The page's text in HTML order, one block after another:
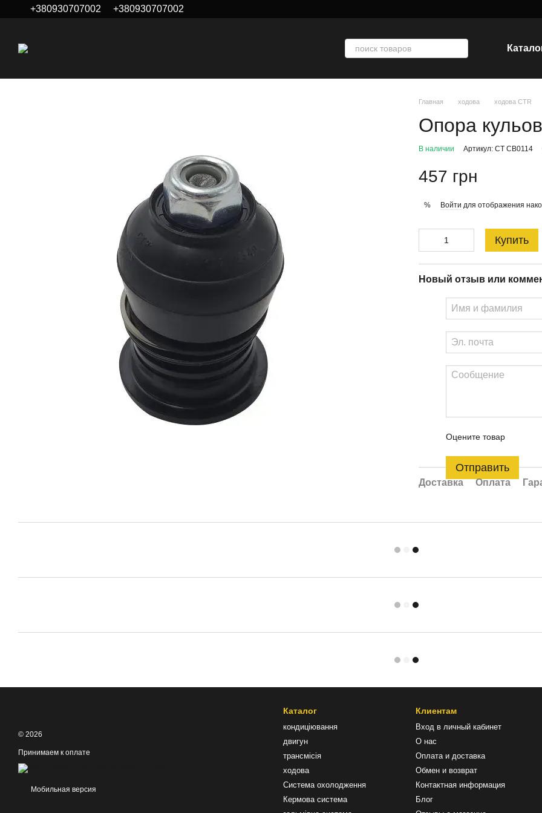
Перейти к основному контенту
+380930707002 +380930707002
Главная ходова ходова CTR
Опора
В наличии Артикул: CT CB0114
457 грн
% Войти для отображения
Купить
Новый отзыв или
Оцените товар
Отправить
Доставка Оплата
© 2026
Принимаем к оплате
Мобильная версия
Каталог
кондиціювання
двигун
трансмісія
ходова
Система охолодження
Кермова система
Клиентам
Вход в личный кабинет
О нас
Оплата и доставка
Обмен и возврат
Контактная информация
Блог